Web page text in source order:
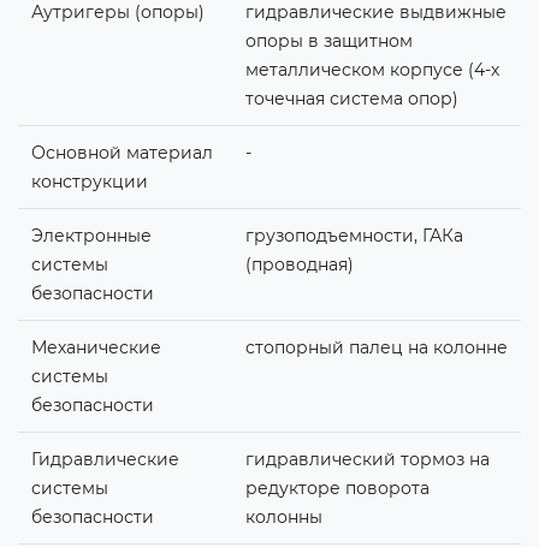
Аутригеры (опоры)
гидравлические выдвижные
опоры в защитном
металлическом корпусе (4-х
точечная система опор)
Основной материал
конструкции
-
Электронные
системы
безопасности
грузоподъемности, ГАКа
(проводная)
Механические
системы
безопасности
стопорный палец на колонне
Гидравлические
системы
безопасности
гидравлический тормоз на
редукторе поворота
колонны